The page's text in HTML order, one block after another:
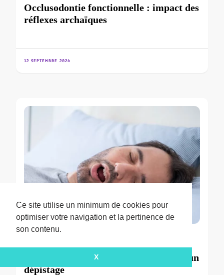
Ce site utilise un minimum de cookies pour
optimiser votre navigation et la pertinence de
son contenu.
X
Ce site utilise un minimum de cookies pour
optimiser votre navigation et la pertinence de
son contenu.
X
Occlusodontie fonctionnelle : impact des
réflexes archaïques
12 SEPTEMBRE 2024
Bruxisme et apnées du sommeil, pour un
dépistage